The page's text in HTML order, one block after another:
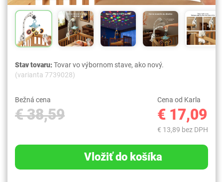
Stav tovaru:Tovar vo výbornom stave, ako nový.
(varianta 7739028)
Bežná cena
€ 38,59
Cena od Karla
€ 17,09
€ 13,89 bez DPH
Vložiť do košíka